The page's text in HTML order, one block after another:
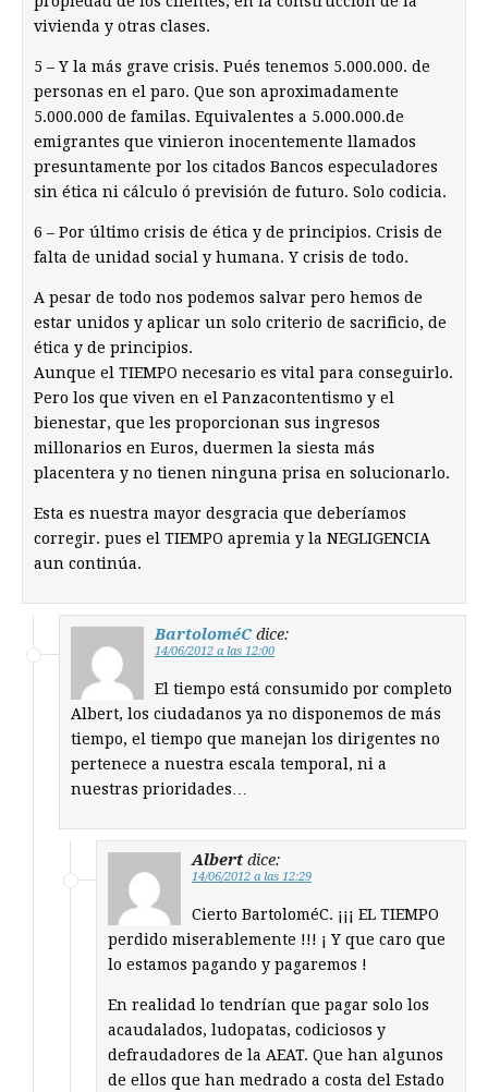
vivienda y otras clases.
5 – Y la más grave crisis. Pués tenemos 5.000.000. de
personas en el paro. Que son aproximadamente
5.000.000 de familas. Equivalentes a 5.000.000.de
emigrantes que vinieron inocentemente llamados
presuntamente por los citados Bancos especuladores
sin ética ni cálculo ó previsión de futuro. Solo codicia.
6 – Por último crisis de ética y de principios. Crisis de
falta de unidad social y humana. Y crisis de todo.
A pesar de todo nos podemos salvar pero hemos de
estar unidos y aplicar un solo criterio de sacrificio, de
ética y de principios.
Aunque el TIEMPO necesario es vital para conseguirlo.
Pero los que viven en el Panzacontentismo y el
bienestar, que les proporcionan sus ingresos
millonarios en Euros, duermen la siesta más
placentera y no tienen ninguna prisa en solucionarlo.
Esta es nuestra mayor desgracia que deberíamos
corregir. pues el TIEMPO apremia y la NEGLIGENCIA
aun continúa.
BartoloméC dice:
14/06/2012 a las 12:00
El tiempo está consumido por completo
Albert, los ciudadanos ya no disponemos de más
tiempo, el tiempo que manejan los dirigentes no
pertenece a nuestra escala temporal, ni a
nuestras prioridades…
Albert dice:
14/06/2012 a las 12:29
Cierto BartoloméC. ¡¡¡ EL TIEMPO
perdido miserablemente !!! ¡ Y que caro que
lo estamos pagando y pagaremos !
En realidad lo tendrían que pagar solo los
acaudalados, ludopatas, codiciosos y
defraudadores de la AEAT. Que han algunos
de ellos que han medrado a costa del Estado